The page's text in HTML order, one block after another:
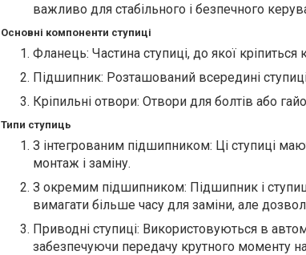
важливо для стабільного і безпечного
Основні компоненти ступиці
Фланець: Частина ступиці, до якої кріпиться
Підшипник: Розташований всередині
Кріпильні отвори: Отвори для болтів або
Типи ступиць
З інтегрованим підшипником: Ці ступиці
монтаж і заміну.
З окремим підшипником: Підшипник і
вимагати більше часу для заміни, але
Приводні ступиці: Використовуються в
забезпечуючи передачу крутного моменту